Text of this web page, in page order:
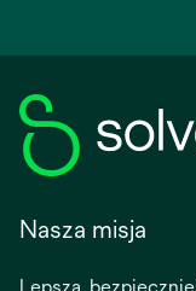
Nasza misja